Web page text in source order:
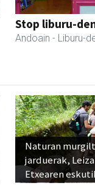
Stop liburu-
Andoain - Liburu-
Naturan
jarduerak,
Etxearen